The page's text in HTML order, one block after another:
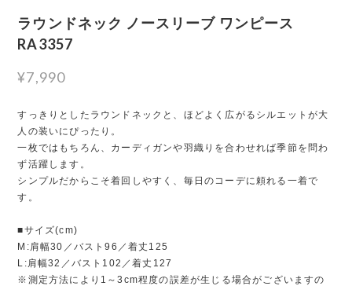
ラウンドネック ノースリーブ ワンピース
RA3357
¥7,990
すっきりとしたラウンドネックと、ほどよく広がるシルエットが大
人の装いにぴったり。
一枚ではもちろん、カーディガンや羽織りを合わせれば季節を問わ
ず活躍します。
シンプルだからこそ着回しやすく、毎日のコーデに頼れる一着で
す。
■サイズ(cm)
M:肩幅30／バスト96／着丈125
L:肩幅32／バスト102／着丈127
※測定方法により1～3cm程度の誤差が生じる場合がございますの